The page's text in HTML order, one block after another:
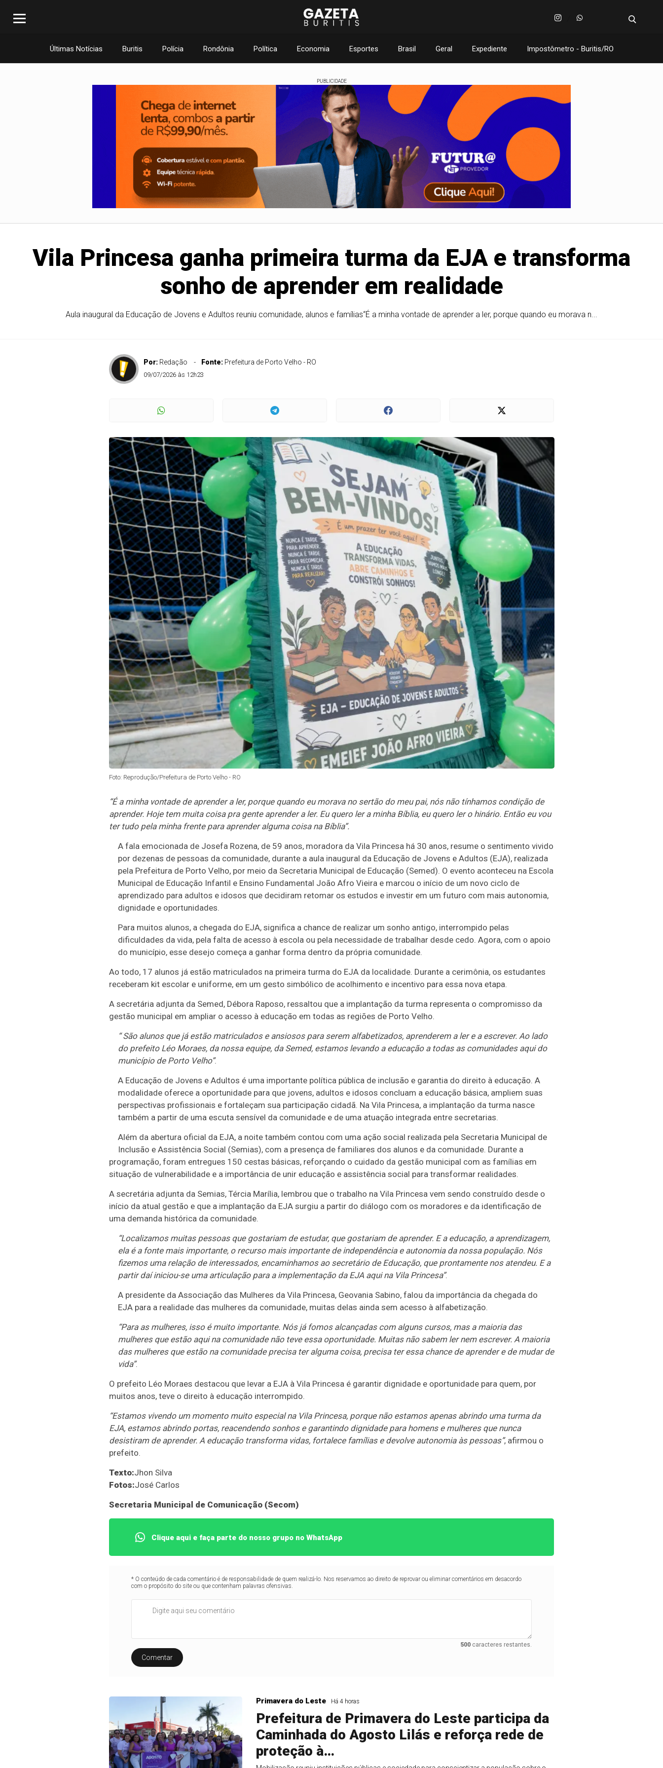
Últimas Notícias Buritis Polícia Rondônia Política Economia Esportes Brasil Geral Expediente Impostômetro - Buritis/RO
PUBLICIDADE
Vila Princesa ganha primeira turma da EJA e transforma
sonho de aprender em realidade
Aula inaugural da Educação de Jovens e Adultos reuniu comunidade, alunos e famílias“É a minha vontade de aprender a ler, porque quando eu morava n...
Por: Redação Fonte: Prefeitura de Porto Velho - RO
09/07/2026 às 12h23
Foto: Reprodução/Prefeitura de Porto Velho - RO
“É a minha vontade de aprender a ler, porque quando eu morava no sertão do meu pai, nós não tínhamos condição de
aprender. Hoje tem muita coisa pra gente aprender a ler. Eu quero ler a minha Bíblia, eu quero ler o hinário. Então eu vou
ter tudo pela minha frente para aprender alguma coisa na Bíblia”.
Rozena
resume o
sentimento
vivido por
pessoas da
comunidade
A fala emocionada de Josefa Rozena, de 59 anos, moradora da Vila Princesa há 30 anos, resume o sentimento vivido
por dezenas de pessoas da comunidade, durante a aula inaugural da Educação de Jovens e Adultos (EJA), realizada
pela Prefeitura de Porto Velho, por meio da Secretaria Municipal de Educação (Semed). O evento aconteceu na Escola
Municipal de Educação Infantil e Ensino Fundamental João Afro Vieira e marcou o início de um novo ciclo de
aprendizado para adultos e idosos que decidiram retomar os estudos e investir em um futuro com mais autonomia,
dignidade e oportunidades.
Para muitos alunos, a chegada do EJA, significa a chance de realizar um sonho antigo, interrompido pelas
dificuldades da vida, pela falta de acesso à escola ou pela necessidade de trabalhar desde cedo. Agora, com o apoio
do município, esse desejo começa a ganhar forma dentro da própria comunidade.
Ao todo, 17 alunos já estão matriculados na primeira turma do EJA da localidade. Durante a cerimônia, os estudantes
receberam kit escolar e uniforme, em um gesto simbólico de acolhimento e incentivo para essa nova etapa.
A secretária adjunta da Semed, Débora Raposo, ressaltou que a implantação da turma representa o compromisso da
gestão municipal em ampliar o acesso à educação em todas as regiões de Porto Velho.
Débora
compromisso
da gestão
com a
ampliação do
educação
“ São alunos que já estão matriculados e ansiosos para serem alfabetizados, aprenderem a ler e a escrever. Ao lado
do prefeito Léo Moraes, da nossa equipe, da Semed, estamos levando a educação a todas as comunidades aqui do
município de Porto Velho”.
A Educação de Jovens e Adultos é uma importante política pública de inclusão e garantia do direito à educação. A
modalidade oferece a oportunidade para que jovens, adultos e idosos concluam a educação básica, ampliem suas
perspectivas profissionais e fortaleçam sua participação cidadã. Na Vila Princesa, a implantação da turma nasce
também a partir de uma escuta sensível da comunidade e de uma atuação integrada entre secretarias.
Além da abertura oficial da EJA, a noite também contou com uma ação social realizada pela Secretaria Municipal de
Inclusão e Assistência Social (Semias), com a presença de familiares dos alunos e da comunidade. Durante a
programação, foram entregues 150 cestas básicas, reforçando o cuidado da gestão municipal com as famílias em
situação de vulnerabilidade e a importância de unir educação e assistência social para transformar realidades.
A secretária adjunta da Semias, Tércia Marília, lembrou que o trabalho na Vila Princesa vem sendo construído desde o
início da atual gestão e que a implantação da EJA surgiu a partir do diálogo com os moradores e da identificação de
uma demanda histórica da comunidade.
Geovania
Sabino
falou da
da chegada
do EJA para
mulheres da
comunidade
“Localizamos muitas pessoas que gostariam de estudar, que gostariam de aprender. E a educação, a aprendizagem,
ela é a fonte mais importante, o recurso mais importante de independência e autonomia da nossa população. Nós
fizemos uma relação de interessados, encaminhamos ao secretário de Educação, que prontamente nos atendeu. E a
partir daí iniciou-se uma articulação para a implementação da EJA aqui na Vila Princesa”.
A presidente da Associação das Mulheres da Vila Princesa, Geovania Sabino, falou da importância da chegada do
EJA para a realidade das mulheres da comunidade, muitas delas ainda sem acesso à alfabetização.
“Para as mulheres, isso é muito importante. Nós já fomos alcançadas com alguns cursos, mas a maioria das
mulheres que estão aqui na comunidade não teve essa oportunidade. Muitas não sabem ler nem escrever. A maioria
das mulheres que estão na comunidade precisa ter alguma coisa, precisa ter essa chance de aprender e de mudar de
vida”.
O prefeito Léo Moraes destacou que levar a EJA à Vila Princesa é garantir dignidade e oportunidade para quem, por
muitos anos, teve o direito à educação interrompido.
“Estamos vivendo um momento muito especial na Vila Princesa, porque não estamos apenas abrindo uma turma da
EJA, estamos abrindo portas, reacendendo sonhos e garantindo dignidade para homens e mulheres que nunca
desistiram de aprender. A educação transforma vidas, fortalece famílias e devolve autonomia às pessoas”, afirmou o
prefeito.
Texto:Jhon Silva
Fotos:José Carlos
Secretaria Municipal de Comunicação (Secom)
Clique aqui e faça parte do nosso grupo no WhatsApp
* O conteúdo de cada comentário é de responsabilidade de quem realizá-lo. Nos reservamos ao direito de reprovar ou eliminar comentários em desacordo
com o propósito do site ou que contenham palavras ofensivas.
500 caracteres restantes.
Comentar
Primavera do Leste Há 4 horas
Prefeitura de Primavera do Leste participa da
Caminhada do Agosto Lilás e reforça rede de
proteção à…